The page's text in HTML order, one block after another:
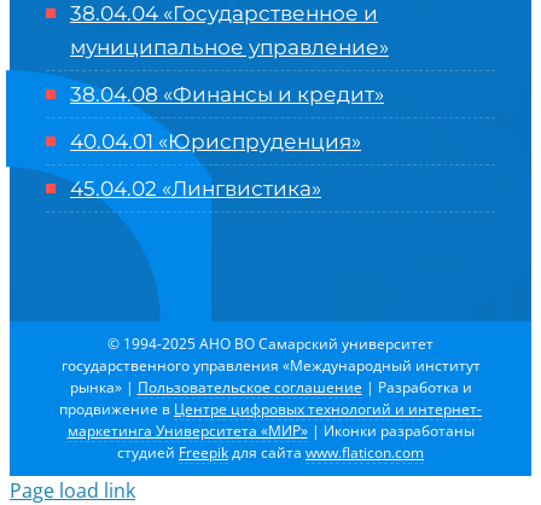
38.04.04 «Государственное и
муниципальное управление»
38.04.08 «Финансы и кредит»
40.04.01 «Юриспруденция»
45.04.02 «Лингвистика»
© 1994-2025 АНО ВО Самарский университет
государственного управления «Международный институт
рынка» | Пользовательское соглашение | Разработка и
продвижение в Центре цифровых технологий и интернет-
маркетинга Университета «МИР»| Иконки разработаны
студией Freepikдля сайта www.flaticon.com
Page load link